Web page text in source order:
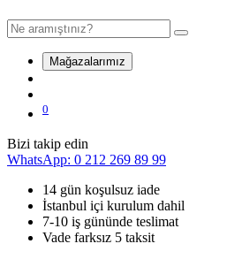
Mağazalarımız
0
Bizi takip edin
WhatsApp: 0 212 269 89 99
14 gün koşulsuz iade
İstanbul içi kurulum dahil
7-10 iş gününde teslimat
Vade farksız 5 taksit